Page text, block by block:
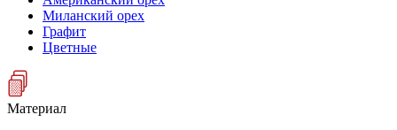
Миланский орех
Графит
Цветные
Материал